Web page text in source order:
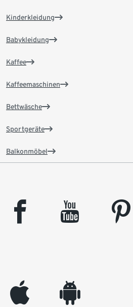
Kinderkleidung
Babykleidung
Kaffee
Kaffeemaschinen
Bettwäsche
Sportgeräte
Balkonmöbel
facebook youtube pinterest
appleinc android